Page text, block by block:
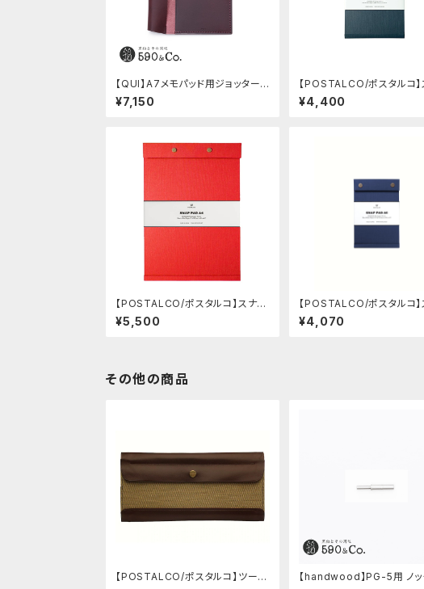
【QUI】A7メモパッド用ジョッター・
ブッテーロ (ワイン)
¥7,150
【POSTALCO/ポスタルコ】
プパッド SQ A5 (Dark
¥4,400
【POSTALCO/ポスタルコ】スナッ
プパッド SQ A4 (Signal Red)
¥5,500
【POSTALCO/ポスタルコ】
プパッド SQ A6 (Royal
¥4,070
その他の商品
【POSTALCO/ポスタルコ】ツール
【handwood】PG-5用 ノッ